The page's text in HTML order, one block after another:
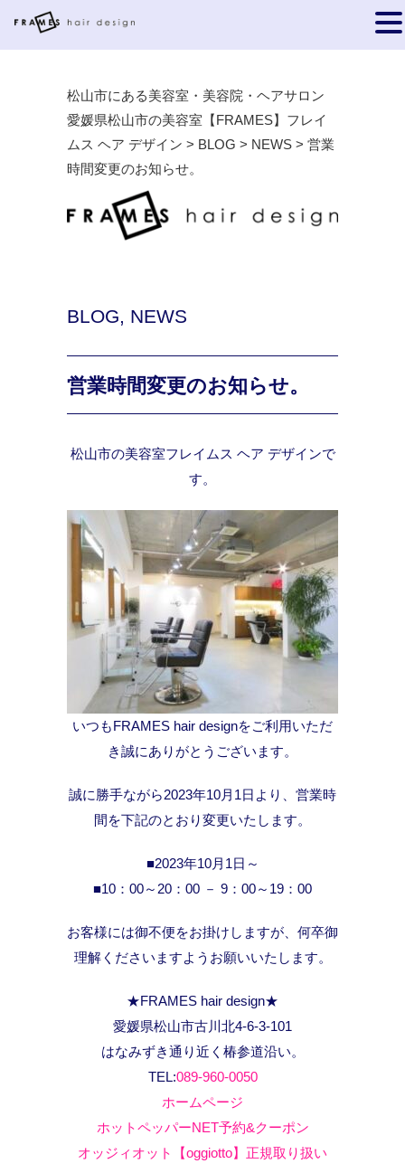
松山市にある美容室・美容院・ヘアサロン
愛媛県松山市の美容室【FRAMES】フレイ
ムス ヘア デザイン > BLOG > NEWS > 営業
時間変更のお知らせ。
BLOG, NEWS
営業時間変更のお知らせ。
松山市の美容室フレイムス ヘア デザインで
す。
いつもFRAMES hair designをご利用いただ
き誠にありがとうございます。
誠に勝手ながら2023年10月1日より、営業時
間を下記のとおり変更いたします。
■2023年10月1日～
■10：00～20：00 － 9：00～19：00
お客様には御不便をお掛けしますが、何卒御
理解くださいますようお願いいたします。
★FRAMES hair design★
愛媛県松山市古川北4-6-3-101
はなみずき通り近く椿参道沿い。
TEL:089-960-0050
ホームページ
ホットペッパーNET予約&クーポン
オッジィオット【oggiotto】正規取り扱い